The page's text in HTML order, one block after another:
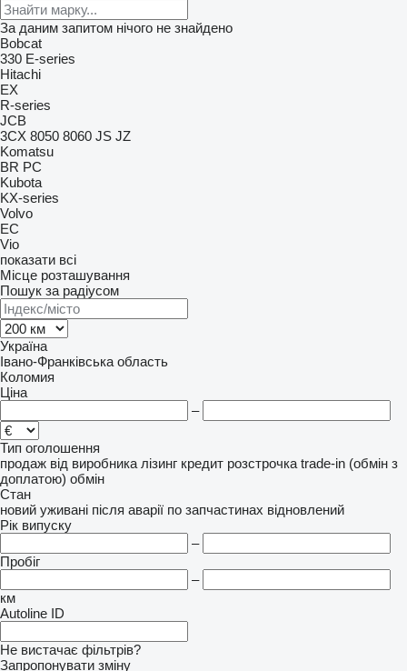
За даним запитом нічого не знайдено
Bobcat
330 E-series
Hitachi
EX
R-series
JCB
3CX 8050 8060 JS JZ
Komatsu
BR PC
Kubota
KX-series
Volvo
EC
Vio
показати всі
Місце розташування
Пошук за радіусом
Україна
Івано-Франківська область
Коломия
Ціна
–
Тип оголошення
продаж від виробника лізинг кредит розстрочка trade-in (обмін з
доплатою) обмін
Стан
новий уживані після аварії по запчастинах відновлений
Рік випуску
–
Пробіг
–
км
Autoline ID
Не вистачає фільтрів?
Запропонувати зміну